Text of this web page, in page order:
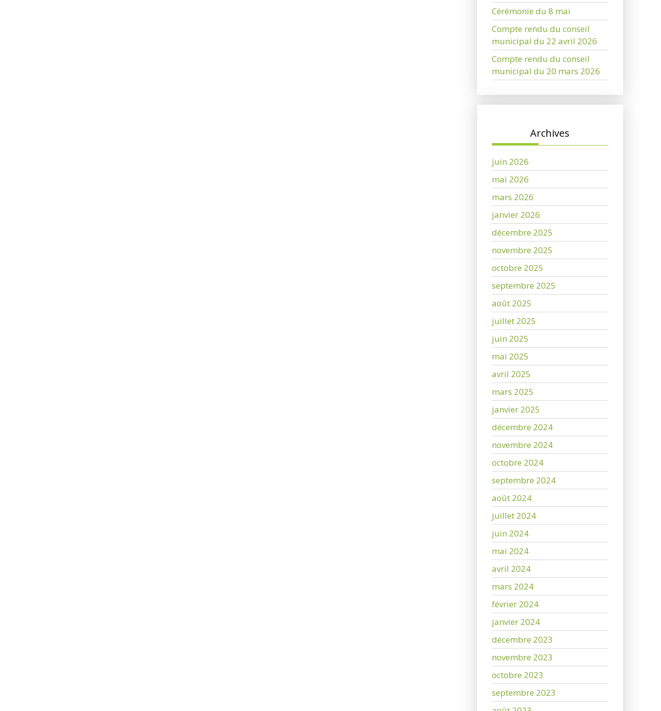
Cérémonie du 8 mai
Compte rendu du conseil
municipal du 22 avril 2026
Compte rendu du conseil
municipal du 20 mars 2026
Archives
juin 2026
mai 2026
mars 2026
janvier 2026
décembre 2025
novembre 2025
octobre 2025
septembre 2025
août 2025
juillet 2025
juin 2025
mai 2025
avril 2025
mars 2025
janvier 2025
décembre 2024
novembre 2024
octobre 2024
septembre 2024
août 2024
juillet 2024
juin 2024
mai 2024
avril 2024
mars 2024
février 2024
janvier 2024
décembre 2023
novembre 2023
octobre 2023
septembre 2023